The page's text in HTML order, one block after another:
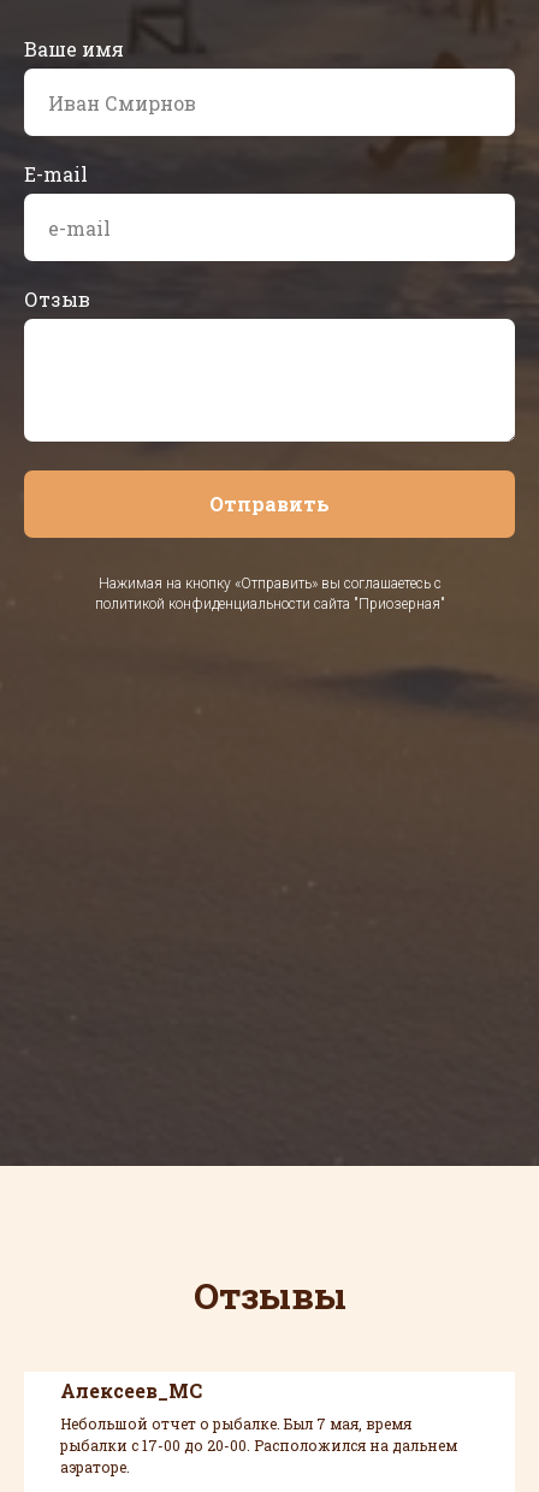
Ваше имя
E-mail
Отзыв
Отправить
Нажимая на кнопку «Отправить» вы соглашаетесь с
политикой конфиденциальности сайта "Приозерная"
Отзывы
Алексеев_МС
Небольшой отчет о рыбалке. Был 7 мая, время
рыбалки с 17-00 до 20-00. Расположился на дальнем
аэраторе.